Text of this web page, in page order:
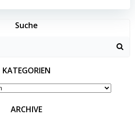
Suche
KATEGORIEN
ARCHIVE